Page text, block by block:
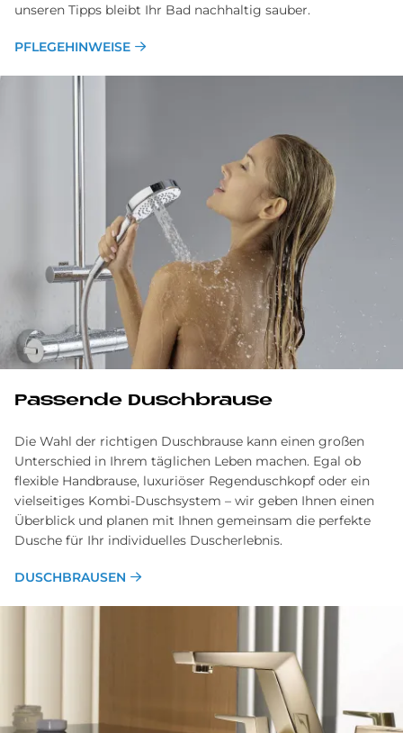
unseren Tipps bleibt Ihr Bad nachhaltig sauber.
PFLEGEHINWEISE
Pas­sen­de Duschbrau­se
Die Wahl der richtigen Duschbrause kann einen großen
Unterschied in Ihrem täglichen Leben machen. Egal ob
flexible Handbrause, luxuriöser Regenduschkopf oder ein
vielseitiges Kombi-Duschsystem – wir geben Ihnen einen
Überblick und planen mit Ihnen gemeinsam die perfekte
Dusche für Ihr individuelles Duscherlebnis.
DUSCHBRAUSEN